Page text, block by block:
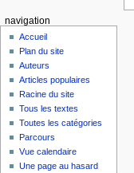
navigation
Accueil
Plan du site
Auteurs
Articles populaires
Racine du site
Tous les textes
Toutes les catégories
Parcours
Vue calendaire
Une page au hasard